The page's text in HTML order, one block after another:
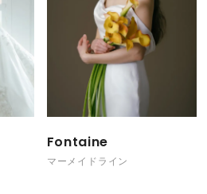
Fontaine
マーメイドライン